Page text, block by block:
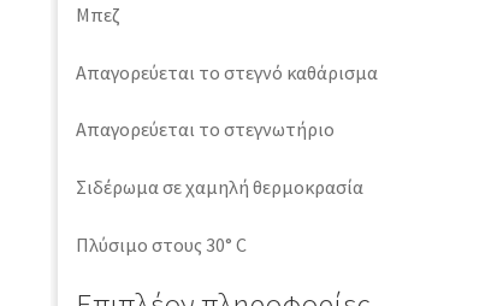
Μπεζ
Απαγορεύεται το στεγνό καθάρισμα
Απαγορεύεται το στεγνωτήριο
Σιδέρωμα σε χαμηλή θερμοκρασία
Πλύσιμο στους 30° C